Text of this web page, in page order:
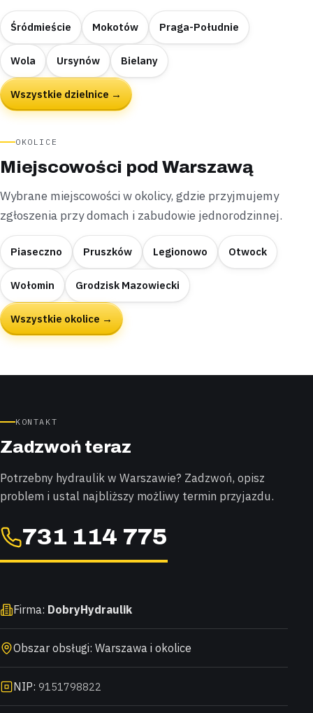
Śródmieście Mokotów Praga-Południe
Wola Ursynów Bielany
Wszystkie dzielnice →
OKOLICE
Miejscowości pod Warszawą
Wybrane miejscowości w okolicy, gdzie przyjmujemy
zgłoszenia przy domach i zabudowie jednorodzinnej.
Piaseczno Pruszków Legionowo Otwock
Wołomin Grodzisk Mazowiecki
Wszystkie okolice →
KONTAKT
Zadzwoń teraz
Potrzebny hydraulik w Warszawie? Zadzwoń, opisz
problem i ustal najbliższy możliwy termin przyjazdu.
731 114 775
Firma: DobryHydraulik
Obszar obsługi: Warszawa i okolice
NIP: 9151798822